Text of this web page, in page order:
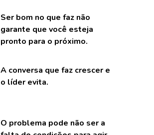
Ser bom no que faz não
garante que você esteja
pronto para o próximo.
A conversa que faz crescer e
o líder evita.
O problema pode não ser a